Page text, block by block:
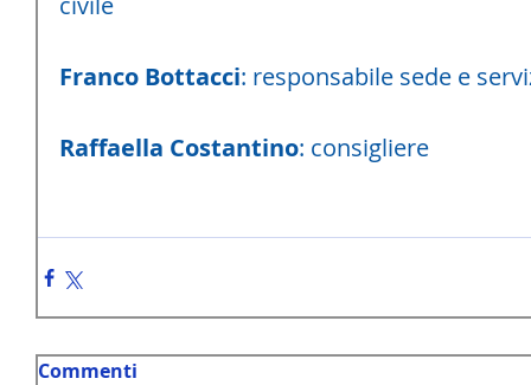
Franco Bottacci: responsabile sede e
Raffaella Costantino: consigliere
Commenti